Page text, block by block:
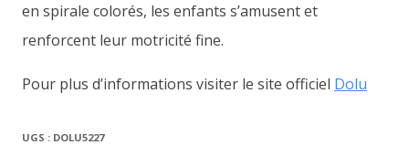
en spirale colorés, les enfants s’amusent et
renforcent leur motricité fine.
Pour plus d’informations visiter le site officiel Dolu
UGS : DOLU5227